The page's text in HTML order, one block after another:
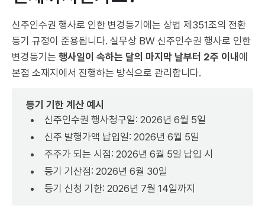
신주인수권 행사로 인한 변경등기에는 상법 제351조의 전환
등기 규정이 준용됩니다. 실무상 BW 신주인수권 행사로 인한
변경등기는 행사일이 속하는 달의 마지막 날부터 2주 이내 에
본점 소재지에서 진행하는 방식으로 관리합니다.
등기 기한 계산 예시
신주인수권 행사청구일: 2026년 6월 5일
신주 발행가액 납입일: 2026년 6월 5일
주주가 되는 시점: 2026년 6월 5일 납입 시
등기 기산점: 2026년 6월 30일
등기 신청 기한: 2026년 7월 14일까지